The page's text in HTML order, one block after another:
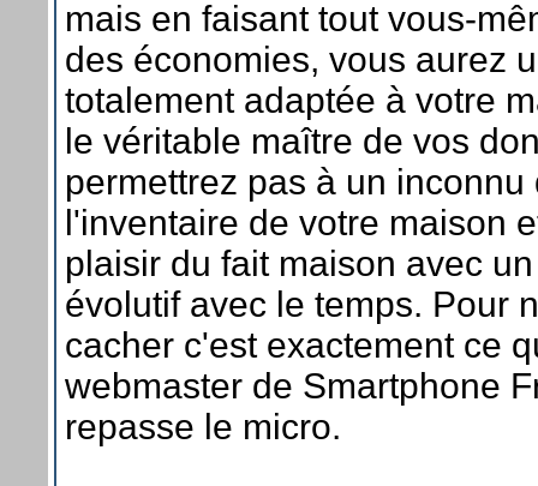
mais en faisant tout vous-
des économies, vous aurez
totalement adaptée à votre
le véritable maître de vos
permettrez pas à un inconnu
l'inventaire de votre maison
plaisir du fait maison avec
évolutif avec le temps. Pour
cacher c'est exactement ce
webmaster de Smartphone
repasse le micro.